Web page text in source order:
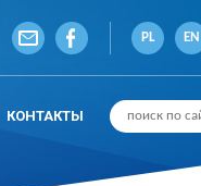
PL EN
КОНТАКТЫ